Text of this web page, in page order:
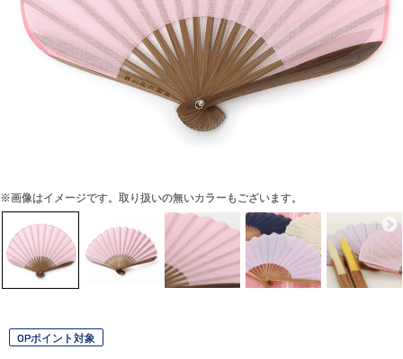
※画像はイメージです。取り扱いの無いカラーもございます。
OPポイント対象